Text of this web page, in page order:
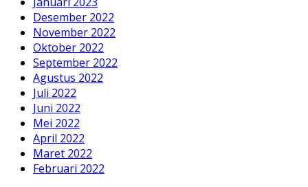
Desember 2022
November 2022
Oktober 2022
September 2022
Agustus 2022
Juli 2022
Juni 2022
Mei 2022
April 2022
Maret 2022
Februari 2022